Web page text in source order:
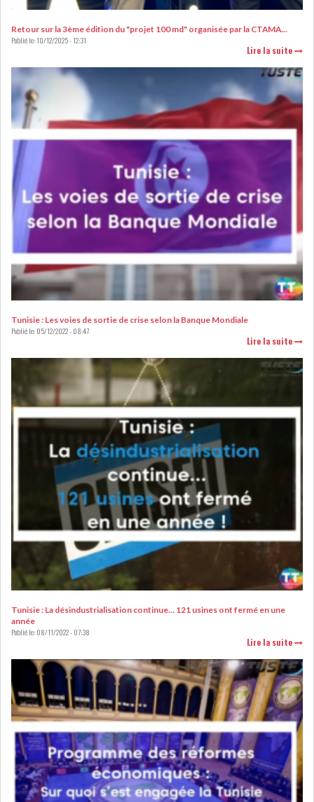
FISCALITÉ : LONGUE LISTE
BOURSE DE TUNIS : UN OUTIL
DE FINANCEMEN...
LE CALENDRIER FISCAL ET
SOCIAL 2021: LES...
RSS
ECONOMIE
ACTUALITÉS
EMPLOI
ACTUALITÉS DES
SOCIÉTÉS
DEVISES
ENERGIE
MATIÈRES PREMIÈRES RATING
MÉDIAS EDUCATION
TOURISME
DONNÉES
HAUSSE DES RÉSERVES DE
DEVISES À 97 JOUR...
LE DÉFICIT COURANT SE
CREUSE À NOUVEAU,...
Retour sur la 3ème édition du "projet 100 md" organisée par la CTAMA...
Publié le:10/12/2025 - 12:31
Lire la suite
Tunisie : Les voies de sortie de crise selon la Banque Mondiale
Publié le:05/12/2022 - 08:47
Lire la suite
Tunisie : La désindustrialisation continue… 121 usines ont fermé en une
année
Publié le:08/11/2022 - 07:38
Lire la suite